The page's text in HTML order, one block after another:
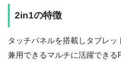
2in1の特徴
タッチパネルを搭載しタブレ
兼用できるマルチに活躍できる